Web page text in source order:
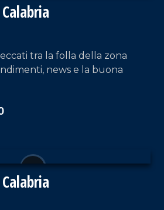
tra la folla della zona
news e la buona